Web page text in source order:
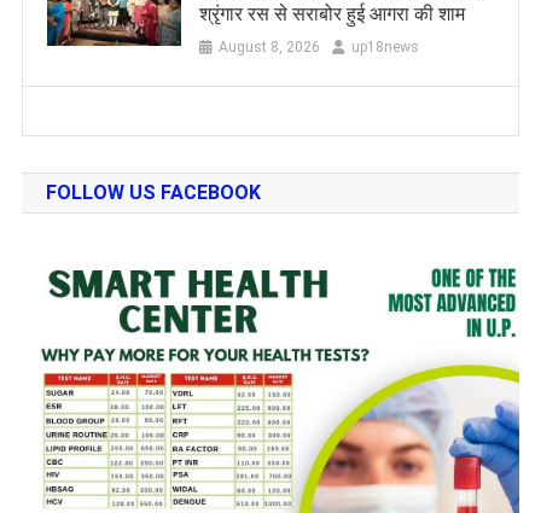
श्रृंगार रस से सराबोर हुई आगरा की शाम
August 8, 2026 up18news
FOLLOW US FACEBOOK